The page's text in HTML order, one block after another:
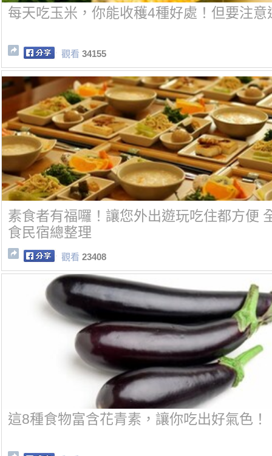
每天吃玉米，你能收穫4種好處！但要注意
觀看 34155
素食者有福囉！讓您外出遊玩吃住都方便
食民宿總整理
觀看 23408
這8種食物富含花青素，讓你吃出好氣色！